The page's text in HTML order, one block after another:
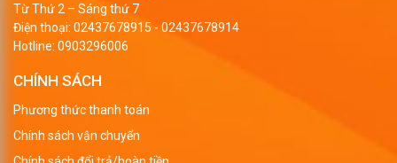
Từ Thứ 2 – Sáng thứ 7
Điện thoại: 02437678915 - 02437678914
Hotline: 0903296006
CHÍNH SÁCH
Phương thức thanh toán
Chính sách vận chuyển